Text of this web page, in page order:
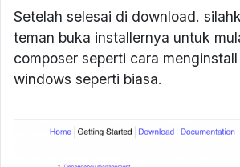
Setelah selesai di download.
teman buka installernya untuk
composer seperti cara
windows seperti biasa.